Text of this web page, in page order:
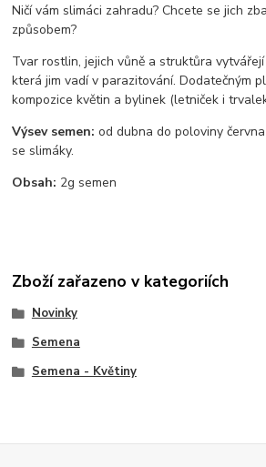
Ničí vám slimáci zahradu? Chcete se jich
způsobem?
Tvar rostlin, jejich vůně a struktůra
která jim vadí v parazitování. Dodatečným
kompozice květin a bylinek (letniček i
Výsev semen: od dubna do poloviny
se slimáky.
Obsah: 2g semen
Zboží zařazeno v kategoriích
Novinky
Semena
Semena - Květiny